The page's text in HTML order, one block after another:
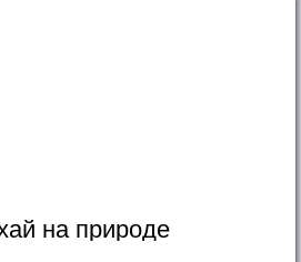
на природе